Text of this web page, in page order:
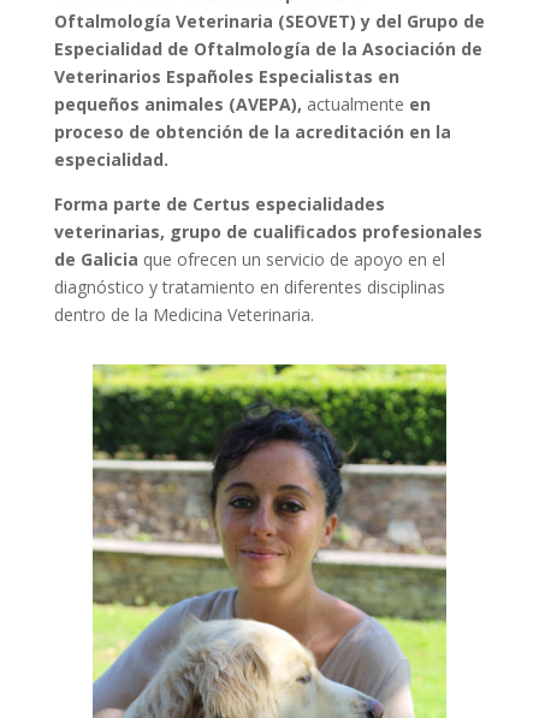
Oftalmología Veterinaria (SEOVET) y del Grupo de
Especialidad de Oftalmología de la Asociación de
Veterinarios Españoles Especialistas en
pequeños animales (AVEPA), actualmente en
proceso de obtención de la acreditación en la
especialidad.
Forma parte de Certus especialidades
veterinarias, grupo de cualificados profesionales
de Galicia que ofrecen un servicio de apoyo en el
diagnóstico y tratamiento en diferentes disciplinas
dentro de la Medicina Veterinaria.